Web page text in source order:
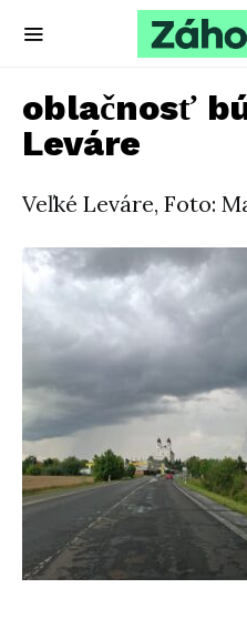
oblačnosť
Leváre
Veľké Leváre, Foto: